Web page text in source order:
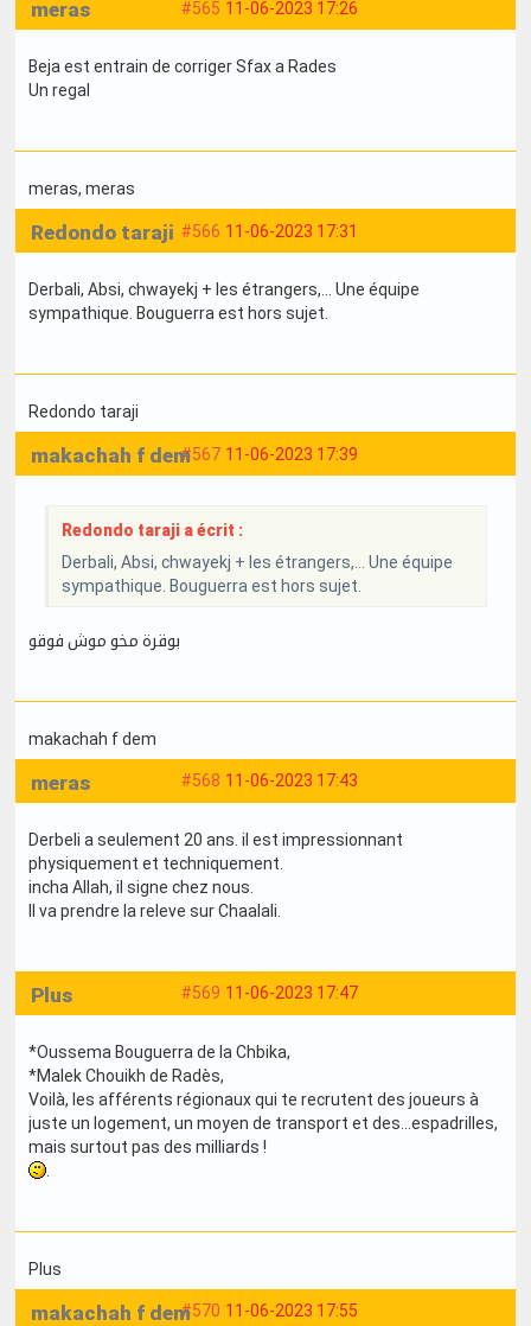
#565 11-06-2023 17:26
meras
Beja est entrain de corriger Sfax a Rades
Un regal
meras, meras
#566 11-06-2023 17:31
Redondo taraji
Derbali, Absi, chwayekj + les étrangers,... Une équipe
sympathique. Bouguerra est hors sujet.
Redondo taraji
#567 11-06-2023 17:39
makachah f dem
Redondo taraji a écrit :
Derbali, Absi, chwayekj + les étrangers,... Une équipe
sympathique. Bouguerra est hors sujet.
بوقرة مخو موش فوقو
makachah f dem
#568 11-06-2023 17:43
meras
Derbeli a seulement 20 ans. il est impressionnant
physiquement et techniquement.
incha Allah, il signe chez nous.
Il va prendre la releve sur Chaalali.
#569 11-06-2023 17:47
Plus
*Oussema Bouguerra de la Chbika,
*Malek Chouikh de Radès,
Voilà, les afférents régionaux qui te recrutent des joueurs à
juste un logement, un moyen de transport et des...espadrilles,
mais surtout pas des milliards !
Plus
#570 11-06-2023 17:55
makachah f dem